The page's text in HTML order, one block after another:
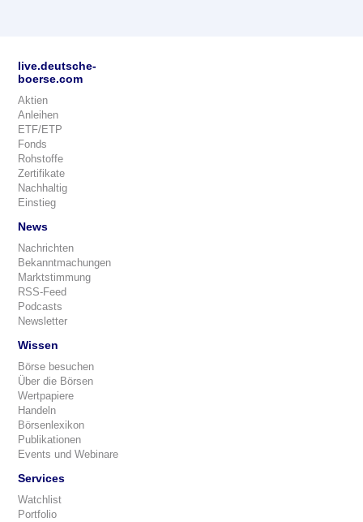
live.deutsche-
boerse.com
Aktien
Anleihen
ETF/ETP
Fonds
Rohstoffe
Zertifikate
Nachhaltig
Einstieg
News
Nachrichten
Bekanntmachungen
Marktstimmung
RSS-Feed
Podcasts
Newsletter
Wissen
Börse besuchen
Über die Börsen
Wertpapiere
Handeln
Börsenlexikon
Publikationen
Events und Webinare
Services
Watchlist
Portfolio